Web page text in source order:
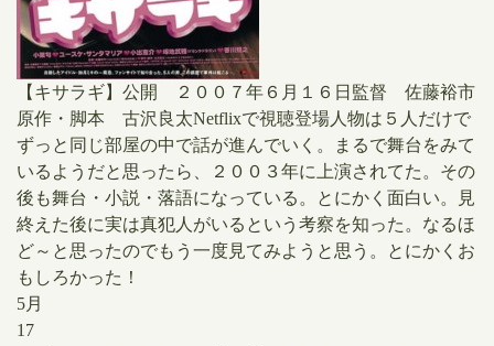
【キサラギ】公開 ２００７年６月１６日監督 佐藤裕市
原作・脚本 古沢良太Netflixで視聴登場人物は５人だけで
ずっと同じ部屋の中で話が進んでいく。まるで舞台をみて
いるようだと思ったら、２００３年に上演されてた。その
後も舞台・小説・落語になっている。とにかく面白い。見
終えた後に実は真犯人がいるという考察を知った。なるほ
ど～と思ったのでもう一度見てみようと思う。とにかくお
もしろかった！
5月
17